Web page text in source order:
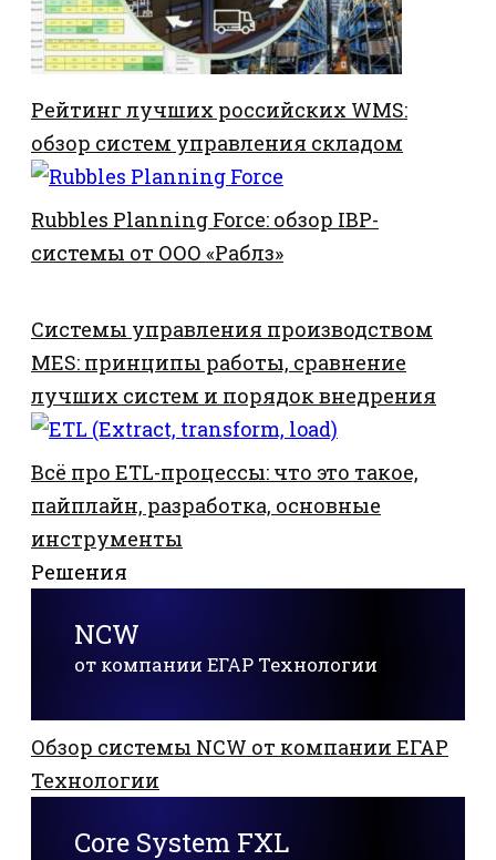
Рейтинг лучших российских WMS:
обзор систем управления складом
Rubbles Planning Force: обзор IBP-
системы от ООО «Раблз»
Системы управления производством
MES: принципы работы, сравнение
лучших систем и порядок внедрения
Всё про ETL-процессы: что это такое,
пайплайн, разработка, основные
инструменты
Решения
NCW
от компании ЕГАР Технологии
Обзор системы NCW от компании ЕГАР
Технологии
Core System FXL